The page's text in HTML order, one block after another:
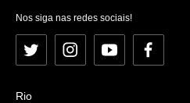
Nos siga nas redes sociais!
Twitter InstagramYouTubeFacebook
Rio